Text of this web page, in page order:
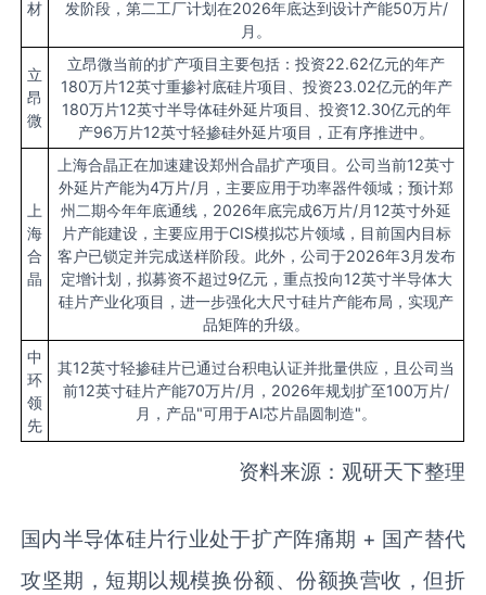
材
发阶段，第二工厂计划在2026年底达到设计产能50万片/
月。
立
昂
微
立昂微当前的扩产项目主要包括：投资22.62亿元的年产
180万片12英寸重掺衬底硅片项目、投资23.02亿元的年产
180万片12英寸半导体硅外延片项目、投资12.30亿元的年
产96万片12英寸轻掺硅外延片项目，正有序推进中。
上
海
合
晶
上海合晶正在加速建设郑州合晶扩产项目。公司当前12英寸
外延片产能为4万片/月，主要应用于功率器件领域；预计郑
州二期今年年底通线，2026年底完成6万片/月12英寸外延
片产能建设，主要应用于CIS模拟芯片领域，目前国内目标
客户已锁定并完成送样阶段。此外，公司于2026年3月发布
定增计划，拟募资不超过9亿元，重点投向12英寸半导体大
硅片产业化项目，进一步强化大尺寸硅片产能布局，实现产
品矩阵的升级。
中
环
领
先
其12英寸轻掺硅片已通过台积电认证并批量供应，且公司当
前12英寸硅片产能70万片/月，2026年规划扩至100万片/
月，产品"可用于AI芯片晶圆制造"。
资料来源：观研天下整理
国内半导体硅片行业处于扩产阵痛期 + 国产替代
攻坚期，短期以规模换份额、份额换营收，但折